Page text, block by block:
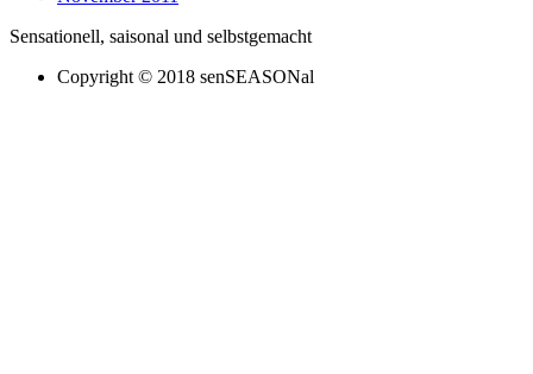
Sensationell, saisonal und selbstgemacht
Copyright © 2018 senSEASONal